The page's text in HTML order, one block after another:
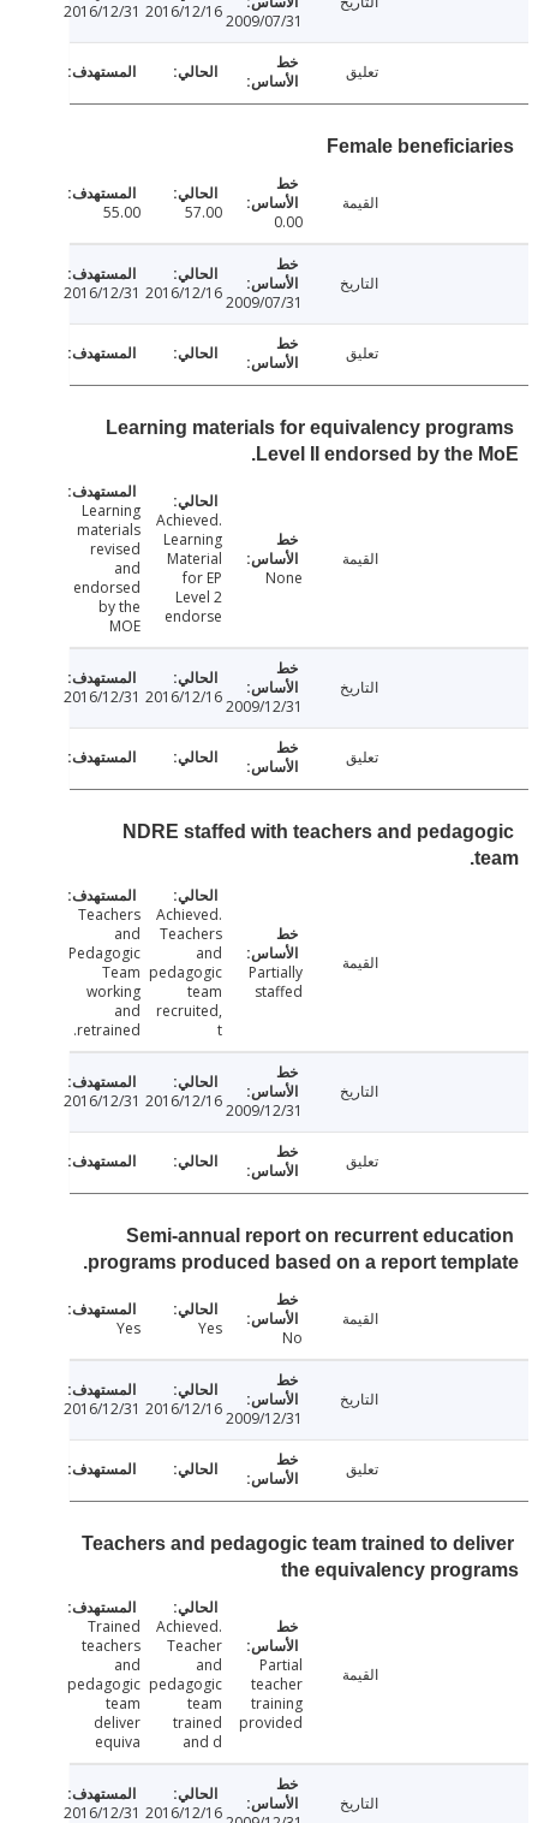
2009/07/31
2016/12/16
2016/12/31
Female
57.00
55.00
2009/07/31
2016/12/16
2016/12/31
Learning materials for equivalency
Level II endorsed by the
Achieved.
Learning
Material
for EP
Learning
materials
revised
and
endorsed
by the
MOE
2009/12/31
2016/12/16
2016/12/31
NDRE staffed with teachers and
Partially
Achieved.
Teachers
and
pedagogic
team
recruited,
Teachers
and
Pedagogic
Team
working
and
retrained.
2009/12/31
2016/12/16
2016/12/31
Semi-annual report on recurrent
programs produced based on a report
Yes
Yes
2009/12/31
2016/12/16
2016/12/31
Teachers and pedagogic team trained to
the equivalency
teacher
provided
Achieved.
Teacher
and
pedagogic
team
trained
Trained
teachers
and
pedagogic
team
deliver
equiva
2016/12/16
2016/12/31